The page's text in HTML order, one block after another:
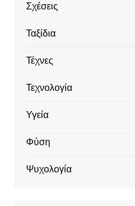
Σχέσεις
Ταξίδια
Τέχνες
Τεχνολογία
Υγεία
Φύση
Ψυχολογία